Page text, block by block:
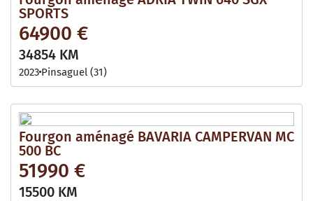
SPORTS
64900 €
34854 KM
2023 Pinsaguel (31)
Fourgon aménagé BAVARIA CAMPERVAN MC
500 BC
51990 €
15500 KM